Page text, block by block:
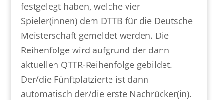
festgelegt haben, welche vier
Spieler(innen) dem DTTB für die Deutsche
Meisterschaft gemeldet werden. Die
Reihenfolge wird aufgrund der dann
aktuellen QTTR-Reihenfolge gebildet.
Der/die Fünftplatzierte ist dann
automatisch der/die erste Nachrücker(in).